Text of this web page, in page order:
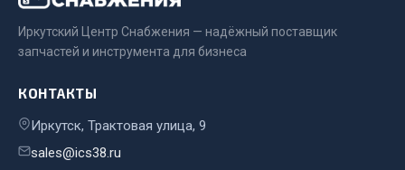
Электрооборудование
Показать ещё
Иркутский Центр Снабжения — надёжный поставщик
запчастей и инструмента для бизнеса
КОНТАКТЫ
Иркутск, Трактовая улица, 9
sales@ics38.ru